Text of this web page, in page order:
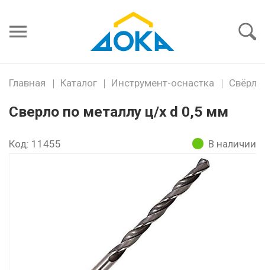
пароль
Главная Каталог Инструмент-оснастка
Сверло по металлу ц/х d 0,5 мм
Код: 11455 В наличии